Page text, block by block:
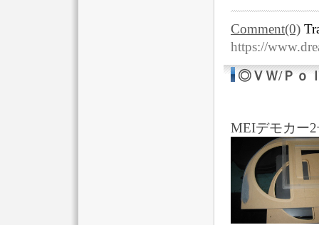
Comment(0)
https://
◎ＶＷ/Ｐｏ
MEIデモカー